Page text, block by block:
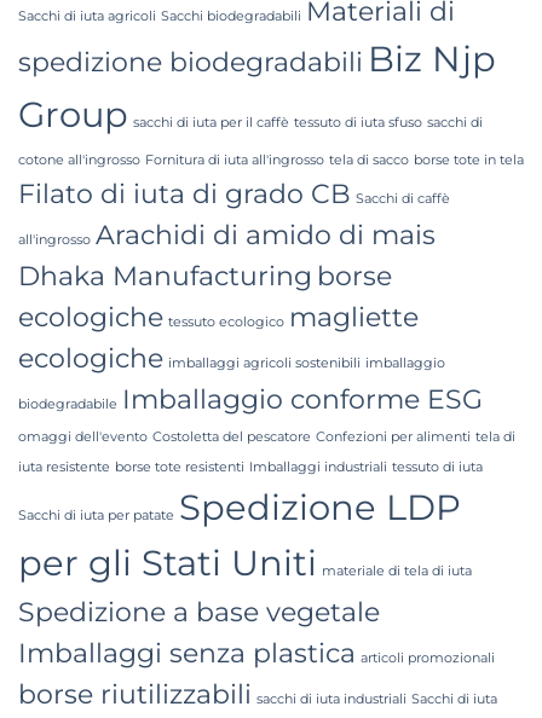
Supplier
Bangladesh
Sacchi di iuta agricoli Sacchi biodegradabili Materiali di
spedizione biodegradabili Biz Njp
Group sacchi di iuta per il caffè tessuto di iuta sfuso sacchi di
cotone all'ingrosso Fornitura di iuta all'ingrosso tela di sacco borse tote in tela
Filato di iuta di grado CB Sacchi di caffè
all'ingrosso Arachidi di amido di mais
Dhaka Manufacturing borse
ecologiche tessuto ecologico magliette
ecologiche imballaggi agricoli sostenibili imballaggio
biodegradabile Imballaggio conforme ESG
omaggi dell'evento Costoletta del pescatore Confezioni per alimenti tela di
iuta resistente borse tote resistenti Imballaggi industriali tessuto di iuta
Sacchi di iuta per patate Spedizione LDP
per gli Stati Uniti materiale di tela di iuta
Spedizione a base vegetale
Imballaggi senza plastica articoli promozionali
borse riutilizzabili sacchi di iuta industriali Sacchi di iuta